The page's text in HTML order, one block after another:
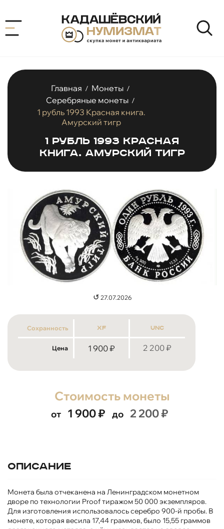
Главная / Монеты /
Серебряные монеты /
1 рубль 1993 Красная книга.
Амурский тигр
1 рубль 1993 Красная
книга. Амурский тигр
↺ 27.07.2026
Сохранность xf unc
Цена 1 900₽ 2 200₽
Стоимость монеты
от 1 900₽ до 2 200₽
Описание
Монета была отчеканена на Ленинградском монетном
дворе по технологии Proof тиражом 50 000 экземпляров.
Для изготовления использовалось серебро 900-й пробы. В
монете, которая весила 17,44 граммов, было 15,55 граммов